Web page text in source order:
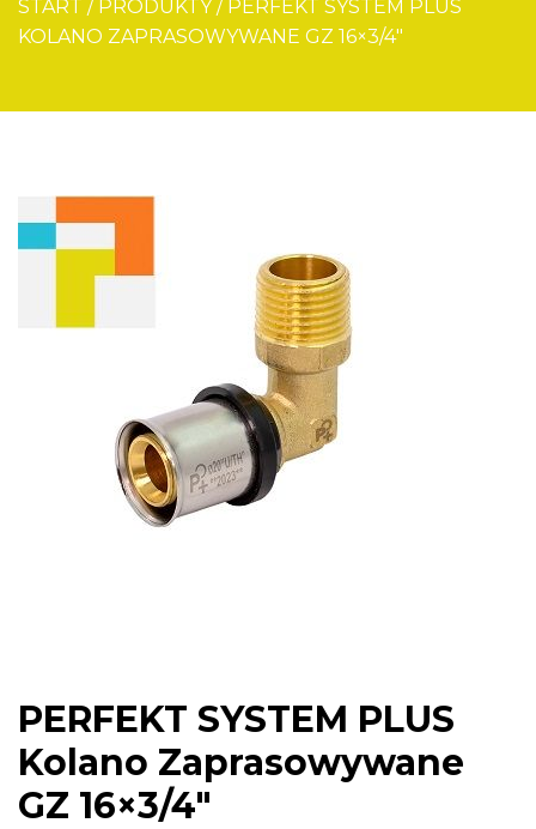
START / PRODUKTY / PERFEKT SYSTEM PLUS
KOLANO ZAPRASOWYWANE GZ 16×3/4″
PERFEKT SYSTEM PLUS
Kolano Zaprasowywane
GZ 16×3/4″